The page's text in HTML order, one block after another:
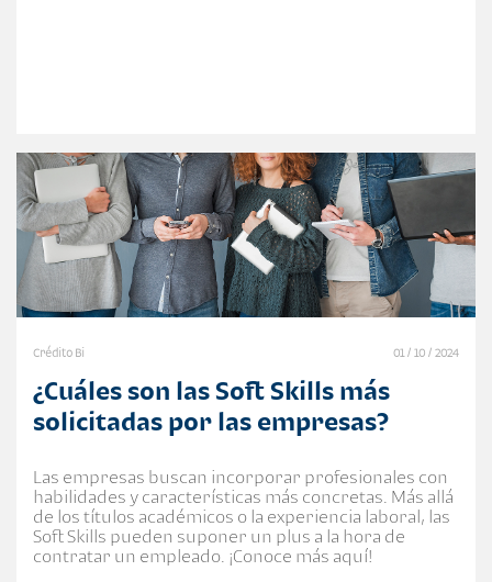
Crédito Bi 01 / 10 / 2024
¿Cuáles son las Soft Skills más
solicitadas por las empresas?
Las empresas buscan incorporar profesionales con
habilidades y características más concretas. Más allá
de los títulos académicos o la experiencia laboral, las
Soft Skills pueden suponer un plus a la hora de
contratar un empleado. ¡Conoce más aquí!